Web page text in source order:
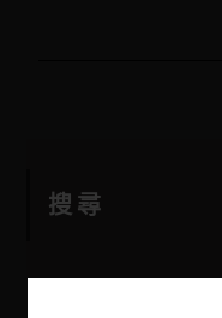
搜尋
搜